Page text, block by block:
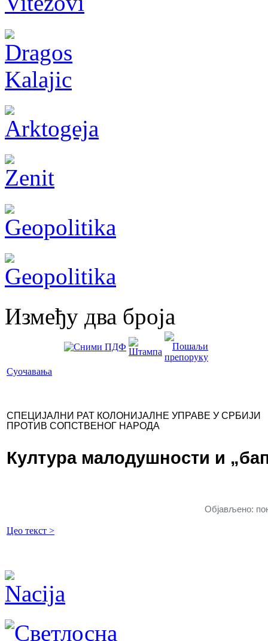
Између два броја
Суочавања
СПЕЦИЈАЛНИ РАТ КОЛОНИЈАЛНЕ УПРАВЕ У СРБИЈИ
ПРОТИВ СОПСТВЕНОГ НАРОДА
Култура малодушности и
Објављено:
Цео текст >